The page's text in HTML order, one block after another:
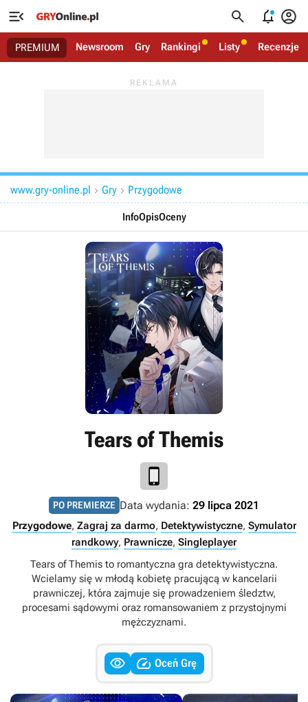
   
PREMIUM Newsroom Gry Rankingi Listy Recenzje
www.gry-online.pl  Gry  Przygodowe
InfoOpisOceny
Tears of Themis
PO PREMIERZE Data wydania: 29 lipca 2021
Przygodowe, Zagraj za darmo, Detektywistyczne, Symulator
randkowy, Prawnicze, Singleplayer
Tears of Themis to romantyczna gra detektywistyczna.
Wcielamy się w młodą kobietę pracującą w kancelarii
prawniczej, która zajmuje się prowadzeniem śledztw,
procesami sądowymi oraz romansowaniem z przystojnymi
mężczyznami.
  Oceń Grę